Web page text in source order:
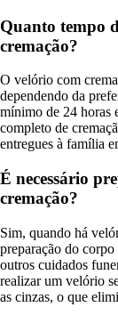
Quanto tempo
cremação?
O velório com
dependendo da
mínimo de 24 horas
completo de
entregues à família
É necessário
cremação?
Sim, quando há
preparação do
outros cuidados
realizar um velório
as cinzas, o que